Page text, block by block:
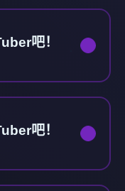
吧！
吧！